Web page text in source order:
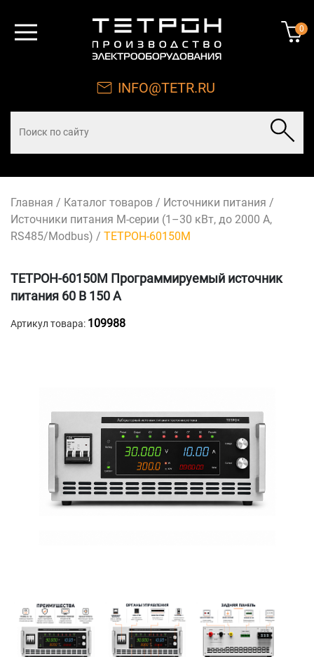
0
INFO@TETR.RU
Главная / Каталог товаров / Источники питания /
Источники питания М-серии (1–30 кВт, до 2000 А,
RS485/Modbus) / ТЕТРОН-60150М
ТЕТРОН-60150М Программируемый источник
питания 60 В 150 А
Артикул товара: 109988